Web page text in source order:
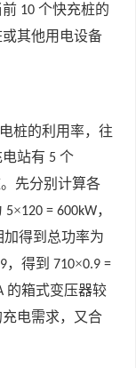
前 10 个快充桩的
其他用电设备
桩的利用率，往
站有 5 个
先分别计算各
5×120 = 600kW，
加得到总功率为
，得到 710×0.9 =
的箱式变压器较
电需求，又合